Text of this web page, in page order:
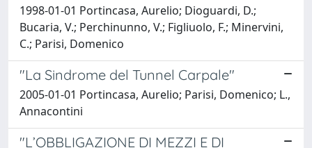
1998-01-01 Portincasa, Aurelio; Dioguardi, D.;
Bucaria, V.; Perchinunno, V.; Figliuolo, F.; Minervini,
C.; Parisi, Domenico
"La Sindrome del Tunnel Carpale"
2005-01-01 Portincasa, Aurelio; Parisi, Domenico; L.,
Annacontini
"L’OBBLIGAZIONE DI MEZZI E DI